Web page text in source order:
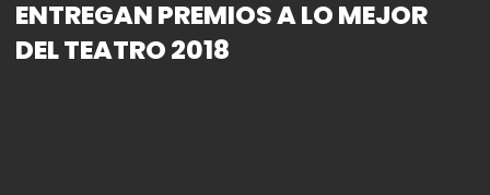
ENTREGAN PREMIOS A LO MEJOR
DEL TEATRO 2018